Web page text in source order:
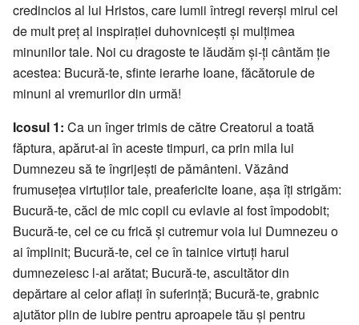
credincios al lui Hristos, care lumii întregi reverși mirul cel
de mult preț al inspirației duhovnicești și mulțimea
minunilor tale. Noi cu dragoste te lăudăm și-ți cântăm ție
acestea: Bucură-te, sfinte ierarhe Ioane, făcătorule de
minuni al vremurilor din urmă!
Icosul 1: Ca un înger trimis de către Creatorul a toată
făptura, apărut-ai în aceste timpuri, ca prin mila lui
Dumnezeu să te îngrijești de pământeni. Văzând
frumusețea virtuților tale, preafericite Ioane, așa îți strigăm:
Bucură-te, căci de mic copil cu evlavie ai fost împodobit;
Bucură-te, cel ce cu frică și cutremur voia lui Dumnezeu o
ai împlinit; Bucură-te, cel ce în tainice virtuți harul
dumnezeiesc l-ai arătat; Bucură-te, ascultător din
depărtare al celor aflați în suferință; Bucură-te, grabnic
ajutător plin de iubire pentru aproapele tău și pentru